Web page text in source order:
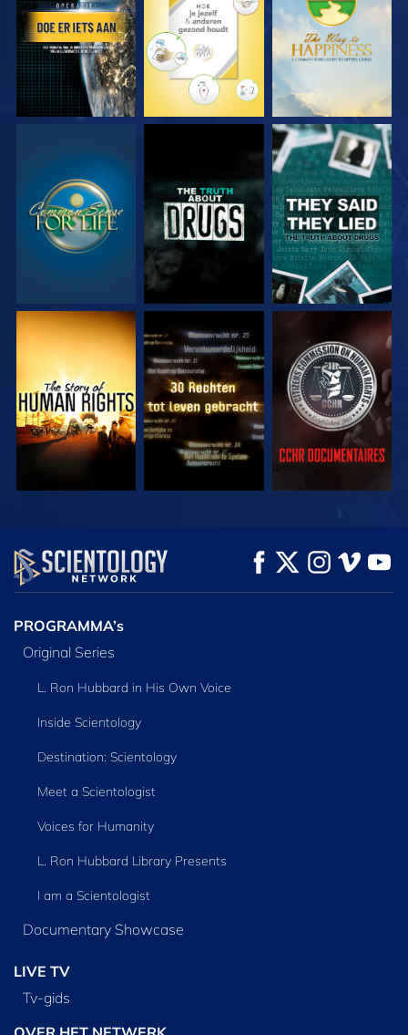
KIJK KIJK KIJK
KIJK KIJK KIJK
KIJK VERKEN DE SERIE
PROGRAMMA’s
Original Series
L. Ron Hubbard in His Own Voice
Inside Scientology
Destination: Scientology
Meet a Scientologist
Voices for Humanity
L. Ron Hubbard Library Presents
I am a Scientologist
Documentary Showcase
LIVE TV
Tv‑gids